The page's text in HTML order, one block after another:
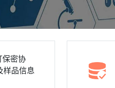
保密协
样品信息